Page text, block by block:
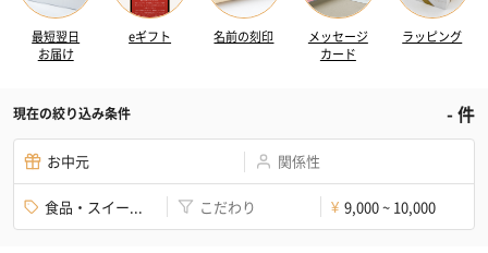
最短翌日
お届け
eギフト 名前の刻印
メッセージ
カード
ラッピング
現在の絞り込み条件 -件
お中元 関係性
食品・スイー... こだわり ¥ 9,000 ~ 10,000